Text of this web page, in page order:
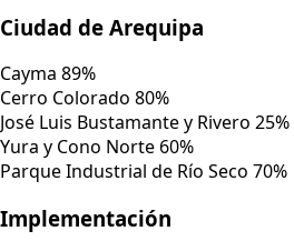
Ciudad de Arequipa
Cayma 89%
Cerro Colorado 80%
José Luis Bustamante y Rivero 25%
Yura y Cono Norte 60%
Parque Industrial de Río Seco 70%
Implementación